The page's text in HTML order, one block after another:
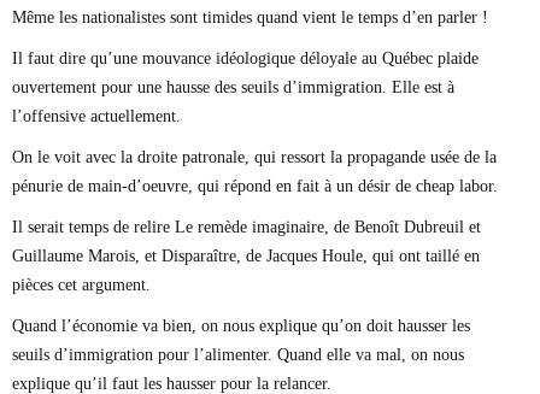
Même les nationalistes sont timides quand vient le temps d’en parler !
Il faut dire qu’une mouvance idéologique déloyale au Québec plaide
ouvertement pour une hausse des seuils d’immigration. Elle est à
l’offensive actuellement.
On le voit avec la droite patronale, qui ressort la propagande usée de la
pénurie de main-d’oeuvre, qui répond en fait à un désir de cheap labor.
Il serait temps de relire Le remède imaginaire, de Benoît Dubreuil et
Guillaume Marois, et Disparaître, de Jacques Houle, qui ont taillé en
pièces cet argument.
Quand l’économie va bien, on nous explique qu’on doit hausser les
seuils d’immigration pour l’alimenter. Quand elle va mal, on nous
explique qu’il faut les hausser pour la relancer.